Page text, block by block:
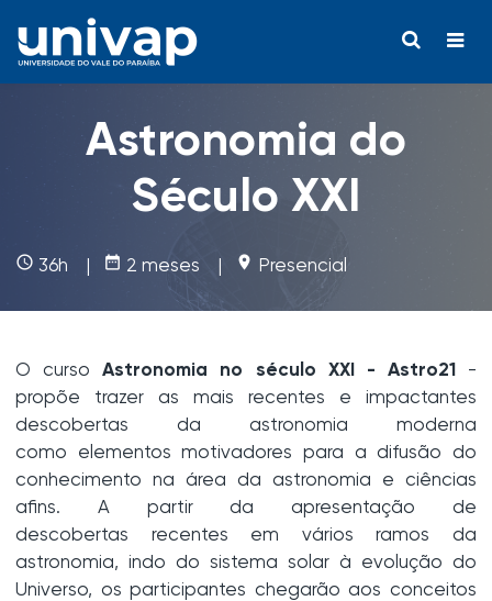
Astronomia do
Século XXI
access_time 36h | date_range 2 meses | place Presencial
O cursoAstronomia no século XXI - Astro21
-
propõe trazer as mais recentes e impactantes
descobertas da astronomia moderna
como elementos motivadores para a difusão do
conhecimento na área da astronomia e ciências
afins. A partir da apresentação de
descobertas recentes em vários ramos da
astronomia, indo do sistema solar à evolução do
Universo, os participantes chegarão aos conceitos